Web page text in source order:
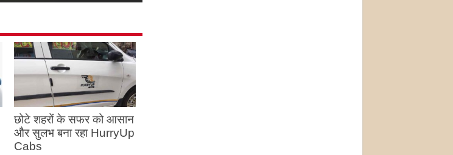
छोटे शहरों के सफर को आसान
और सुलभ बना रहा HurryUp
Cabs